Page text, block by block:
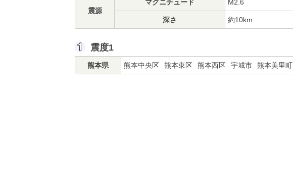
震源
マグニチュード M2.6
深さ 約10km
震度1
熊本県 熊本中央区 熊本東区 熊本西区 宇城市 熊本美里町